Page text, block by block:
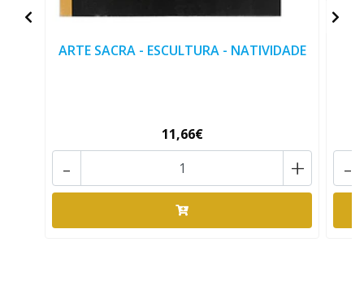
ARTE SACRA - ESCULTURA - NATIVIDADE
11,66€
+
- -